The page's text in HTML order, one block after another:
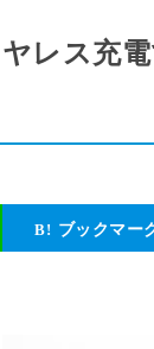
レス充
ブックマー